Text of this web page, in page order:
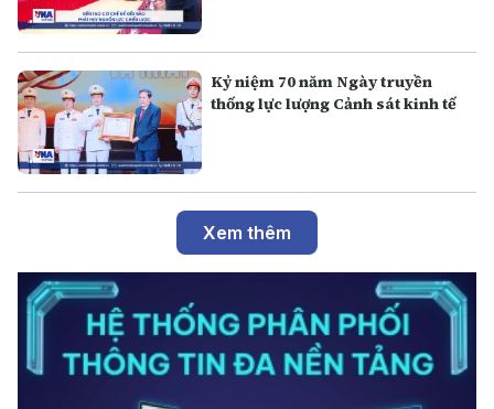
Kỷ niệm 70 năm Ngày truyền
thống lực lượng Cảnh sát kinh tế
Xem thêm